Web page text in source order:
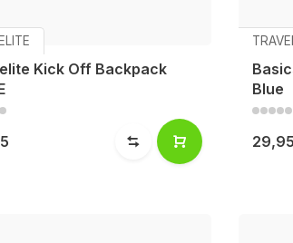
Kick Off Backpack
Blue
29,95